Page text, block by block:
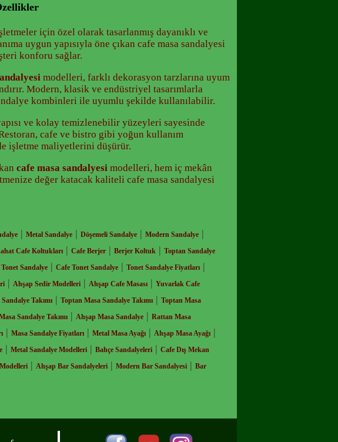
için özel olarak tasarlanmış dayanıklı ve
uygun yapısıyla öne çıkan cafe masa sandalyesi
konforu sağlar.
modelleri, farklı dekorasyon tarzlarına uyum
Modern, klasik ve endüstriyel tasarımlarla
kombinleri ile uyumlu şekilde kullanılabilir.
ve kolay temizlenebilir yüzeyleri sayesinde
cafe ve bistro gibi yoğun kullanım
işletme maliyetlerini düşürür.
cafe masa sandalyesi modelleri, hem iç mekân
değer katacak kaliteli cafe masa sandalyesi
| Metal Sandalye | Döşemeli Sandalye | Modern Sandalye |
Cafe Koltukları | Cafe Berjer | Berjer Koltuk | Toptan Sandalye
Sandalye | Cafe Tonet Sandalye | Tonet Sandalye Fiyatları |
| Ahşap Sedir Modelleri | Ahşap Cafe Masası | Yuvarlak Cafe
Takımı | Toptan Masa Sandalye Takımı | Toptan Masa
Sandalye Takımı | Ahşap Masa Sandalye | Rattan Masa
| Masa Sandalye Fiyatları | Metal Masa Ayağı | Ahşap Masa Ayağı |
| Metal Sandalye Modelleri | Bahçe Sandalyeleri | Cafe Dış Mekan
| Ahşap Bar Sandalyeleri | Modern Bar Sandalyesi | Bar